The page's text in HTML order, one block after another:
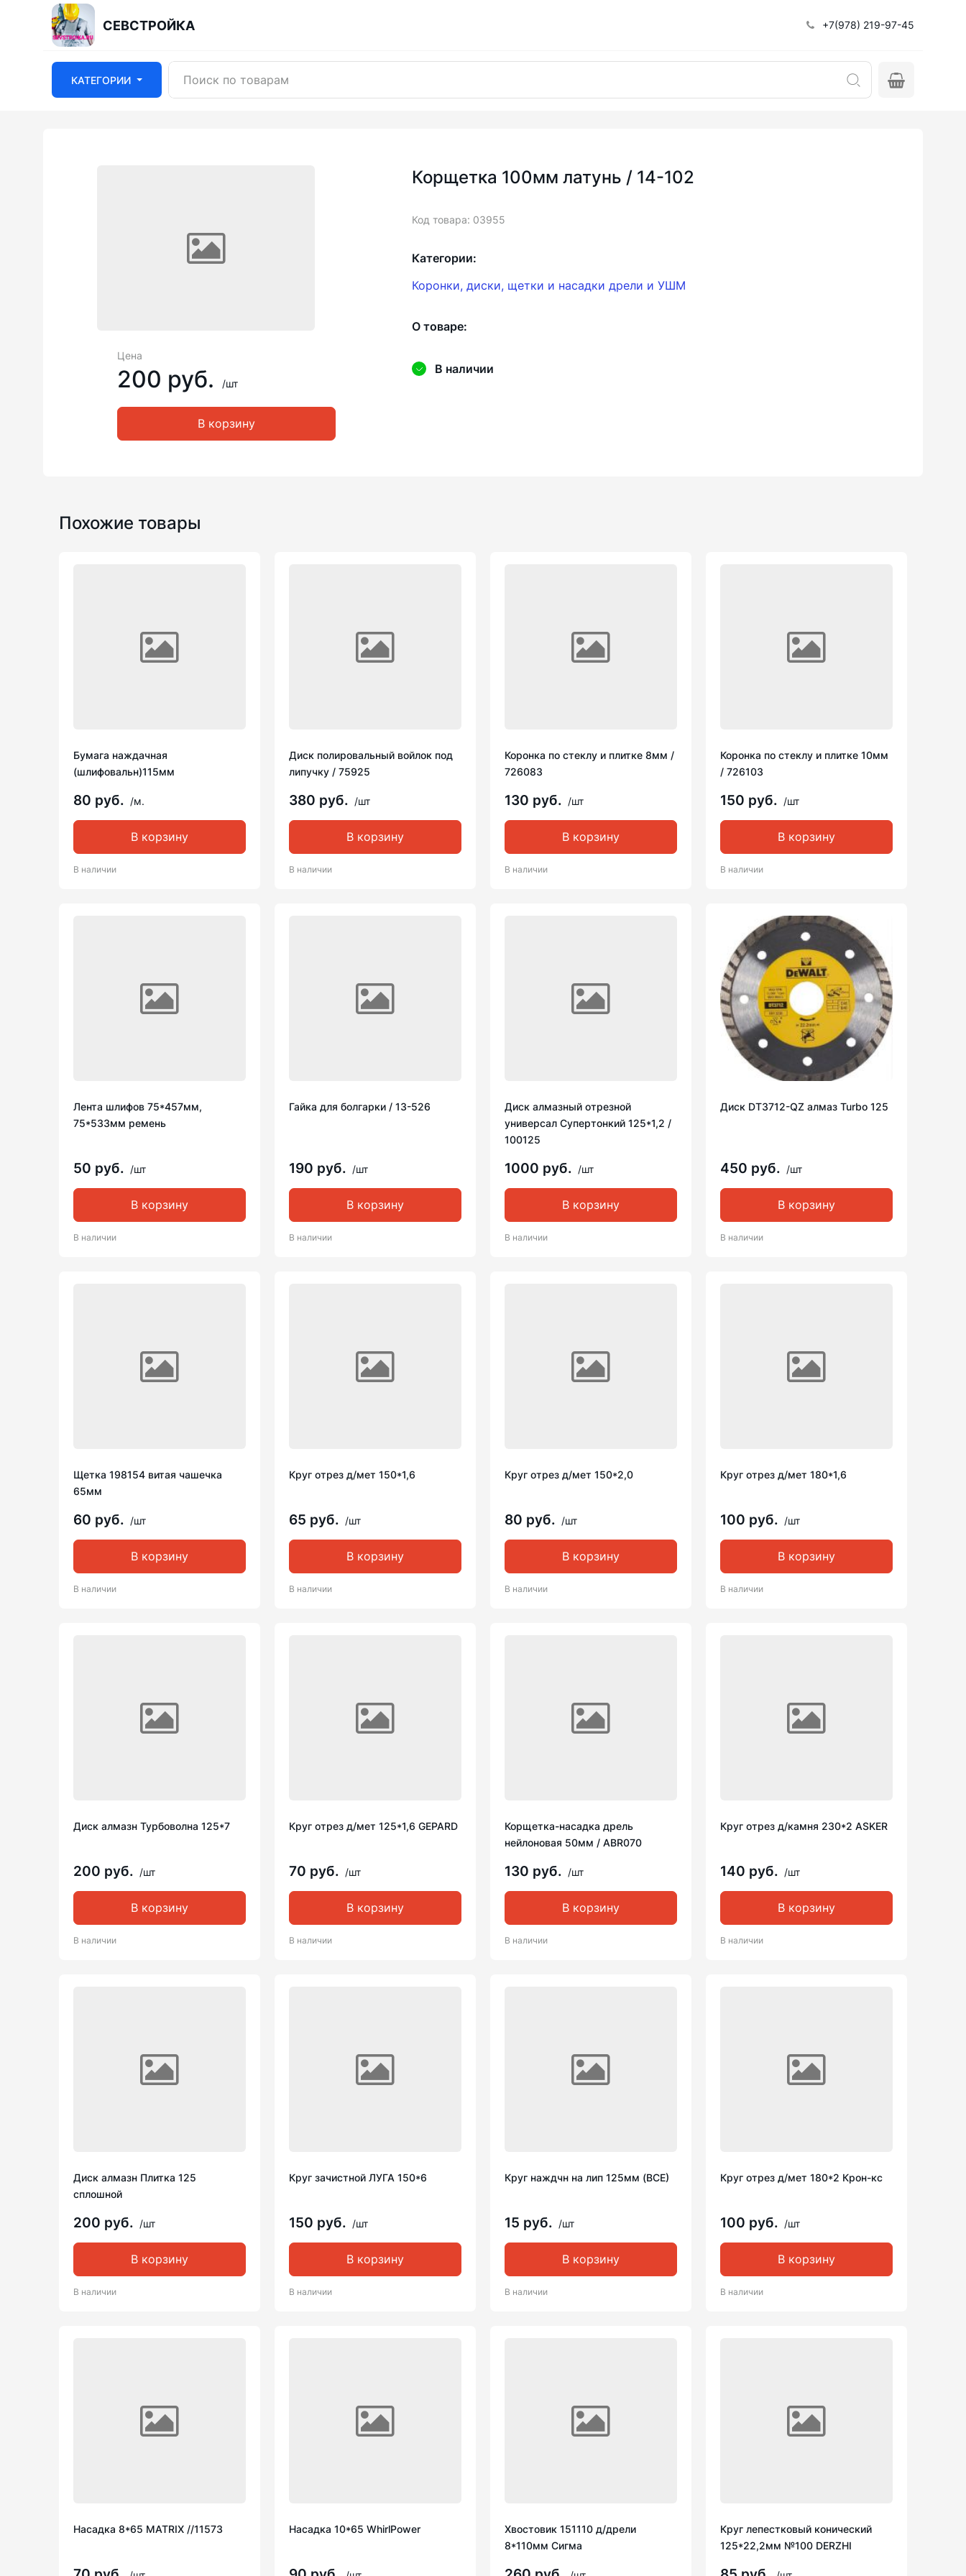
СЕВСТРОЙКА +7(978) 219-97-45
КАТЕГОРИИ
Цена
200 руб. /шт
В корзину
Корщетка 100мм латунь / 14-102
Код товара: 03955
Категории:
Коронки, диски, щетки и насадки дрели и УШМ
О товаре:
В наличии
Похожие товары
Бумага наждачная
(шлифовальн)115мм
80 руб. /м.
В корзину
В наличии
Диск полировальный войлок под
липучку / 75925
380 руб. /шт
В корзину
В наличии
Коронка по стеклу и плитке 8мм /
726083
130 руб. /шт
В корзину
В наличии
Коронка по стеклу и плитке 10мм
/ 726103
150 руб. /шт
В корзину
В наличии
Лента шлифов 75*457мм,
75*533мм ремень
50 руб. /шт
В корзину
В наличии
Гайка для болгарки / 13-526
190 руб. /шт
В корзину
В наличии
Диск алмазный отрезной
универсал Супертонкий 125*1,2 /
100125
1000 руб. /шт
В корзину
В наличии
Диск DT3712-QZ алмаз Turbo 125
450 руб. /шт
В корзину
В наличии
Щетка 198154 витая чашечка
65мм
60 руб. /шт
В корзину
В наличии
Круг отрез д/мет 150*1,6
65 руб. /шт
В корзину
В наличии
Круг отрез д/мет 150*2,0
80 руб. /шт
В корзину
В наличии
Круг отрез д/мет 180*1,6
100 руб. /шт
В корзину
В наличии
Диск алмазн Турбоволна 125*7
200 руб. /шт
В корзину
В наличии
Круг отрез д/мет 125*1,6 GEPARD
70 руб. /шт
В корзину
В наличии
Корщетка-насадка дрель
нейлоновая 50мм / ABR070
130 руб. /шт
В корзину
В наличии
Круг отрез д/камня 230*2 ASKER
140 руб. /шт
В корзину
В наличии
Диск алмазн Плитка 125
сплошной
200 руб. /шт
В корзину
В наличии
Круг зачистной ЛУГА 150*6
150 руб. /шт
В корзину
В наличии
Круг наждчн на лип 125мм (ВСЕ)
15 руб. /шт
В корзину
В наличии
Круг отрез д/мет 180*2 Крон-кс
100 руб. /шт
В корзину
В наличии
Насадка 8*65 MATRIX //11573 Насадка 10*65 WhirlPower
Хвостовик 151110 д/дрели
8*110мм Сигма
Круг лепестковый конический
125*22,2мм №100 DERZHI